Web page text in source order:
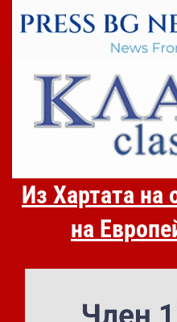
Из Хартата на
на